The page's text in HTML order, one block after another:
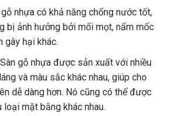
nhựa có khả năng chống nước tốt,
bị ảnh hưởng bởi mối mọt, nấm mốc
gây hại khác.
gỗ nhựa được sản xuất với nhiều
và màu sắc khác nhau, giúp cho
dễ dàng hơn. Nó cũng có thể được
mặt bằng khác nhau.